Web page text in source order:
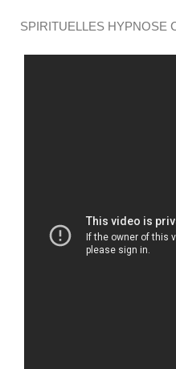
SPIRITUELLES HYPNOSE